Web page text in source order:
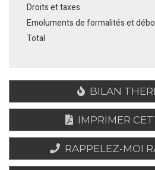
Droits et taxes
Emoluments de formalités et
Total
BILAN
IMPRIMER
RAPPELEZ-MOI